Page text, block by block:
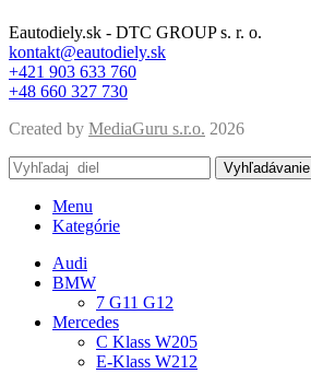
Eautodiely.sk - DTC GROUP s. r. o.
kontakt@eautodiely.sk
+421 903 633 760
+48 660 327 730
Created by MediaGuru s.r.o. 2026
Vyhľadávanie
Menu
Kategórie
Audi
BMW
7 G11 G12
Mercedes
C Klass W205
E-Klass W212